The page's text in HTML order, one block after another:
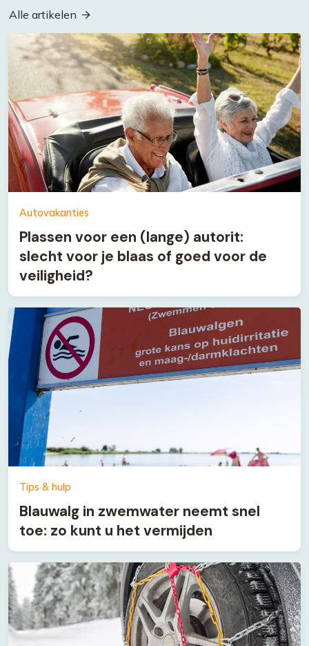
Alle artikelen
Autovakanties
Plassen voor een (lange) autorit:
slecht voor je blaas of goed voor de
veiligheid?
Tips & hulp
Blauwalg in zwemwater neemt snel
toe: zo kunt u het vermijden